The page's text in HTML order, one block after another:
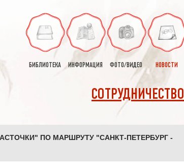
БИБЛИОТЕКА ИНФОРМАЦИЯ ФОТО/ВИДЕО НОВОСТИ
СОТРУДНИЧЕСТВО
ПО МАРШРУТУ "САНКТ-ПЕТЕРБУРГ -